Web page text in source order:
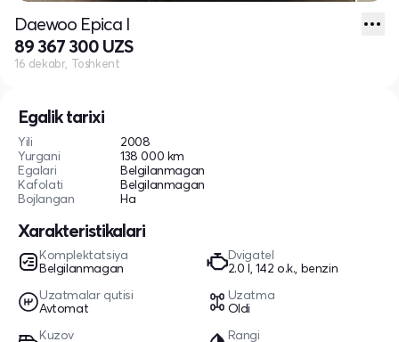
Egalik tarixi
Yili
2008
Yurgani
138 000 km
Egalari
Belgilanmagan
Kafolati
Belgilanmagan
Bojlangan
Ha
Xarakteristikalari
Komplektatsiya
Belgilanmagan
Dvigatel
2.0 l, 142 o.k., benzin
Uzatmalar qutisi
Avtomat
Uzatma
Oldi
Kuzov
Rangi
Daewoo Epica I
89 367 300 UZS
16 dekabr, Toshkent